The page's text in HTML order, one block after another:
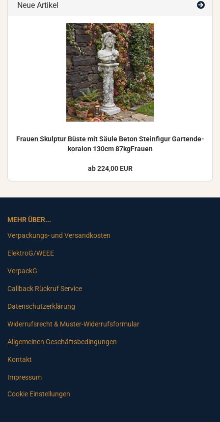
Neue Artikel
Frau­en Skulp­tur Büste mit Säule Beton Stein­fi­gur Gar­ten­de­
ko­rai­on 130cm 87kgFrauen
ab 224,00 EUR
MEHR ÜBER...
Verpackungs- und Versandkosten
ElektroG/WEEE
VerpackG
Callback Rückruf Service
Datenschutzerklärung
Widerrufsrecht & Muster-Widerrufsformular
Allgemeinen Geschäftsbedingungen
Kontakt
Impressum
Cookie Einstellungen